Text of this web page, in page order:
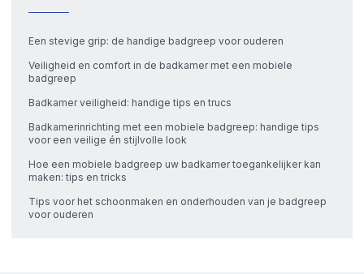
Een stevige grip: de handige badgreep voor ouderen
Veiligheid en comfort in de badkamer met een mobiele
badgreep
Badkamer veiligheid: handige tips en trucs
Badkamerinrichting met een mobiele badgreep: handige tips
voor een veilige én stijlvolle look
Hoe een mobiele badgreep uw badkamer toegankelijker kan
maken: tips en tricks
Tips voor het schoonmaken en onderhouden van je badgreep
voor ouderen